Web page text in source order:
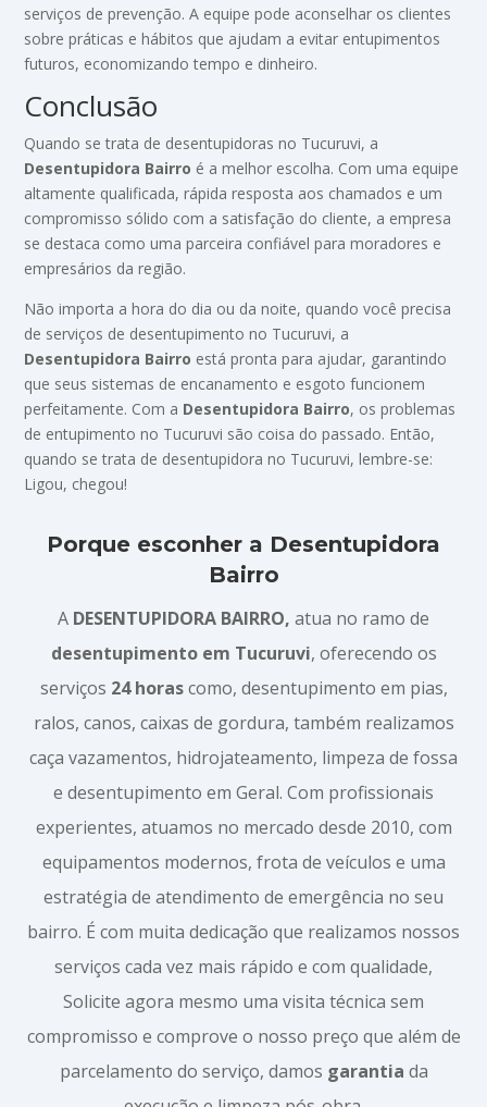
serviços de prevenção. A equipe pode aconselhar os clientes
sobre práticas e hábitos que ajudam a evitar entupimentos
futuros, economizando tempo e dinheiro.
Conclusão
Quando se trata de desentupidoras no Tucuruvi, a
Desentupidora Bairro é a melhor escolha. Com uma equipe
altamente qualificada, rápida resposta aos chamados e um
compromisso sólido com a satisfação do cliente, a empresa
se destaca como uma parceira confiável para moradores e
empresários da região.
Não importa a hora do dia ou da noite, quando você precisa
de serviços de desentupimento no Tucuruvi, a
Desentupidora Bairro está pronta para ajudar, garantindo
que seus sistemas de encanamento e esgoto funcionem
perfeitamente. Com a Desentupidora Bairro, os problemas
de entupimento no Tucuruvi são coisa do passado. Então,
quando se trata de desentupidora no Tucuruvi, lembre-se:
Ligou, chegou!
Porque esconher a Desentupidora
Bairro
A DESENTUPIDORA BAIRRO, atua no ramo de
desentupimento em Tucuruvi, oferecendo os
serviços 24 horascomo, desentupimento em pias,
ralos, canos, caixas de gordura, também realizamos
caça vazamentos, hidrojateamento, limpeza de fossa
e desentupimento em Geral. Com profissionais
experientes, atuamos no mercado desde 2010, com
equipamentos modernos, frota de veículos e uma
estratégia de atendimento de emergência no seu
bairro. É com muita dedicação que realizamos nossos
serviços cada vez mais rápido e com qualidade,
Solicite agora mesmo uma visita técnica sem
compromisso e comprove o nosso preço que além de
parcelamento do serviço, damos garantia da